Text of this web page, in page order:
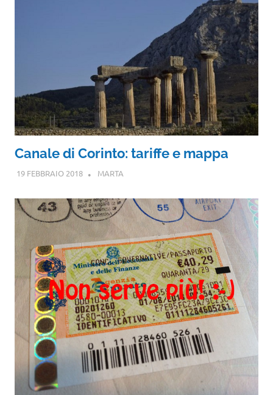
Canale di Corinto: tariffe e mappa
19 FEBBRAIO 2018 MARTA